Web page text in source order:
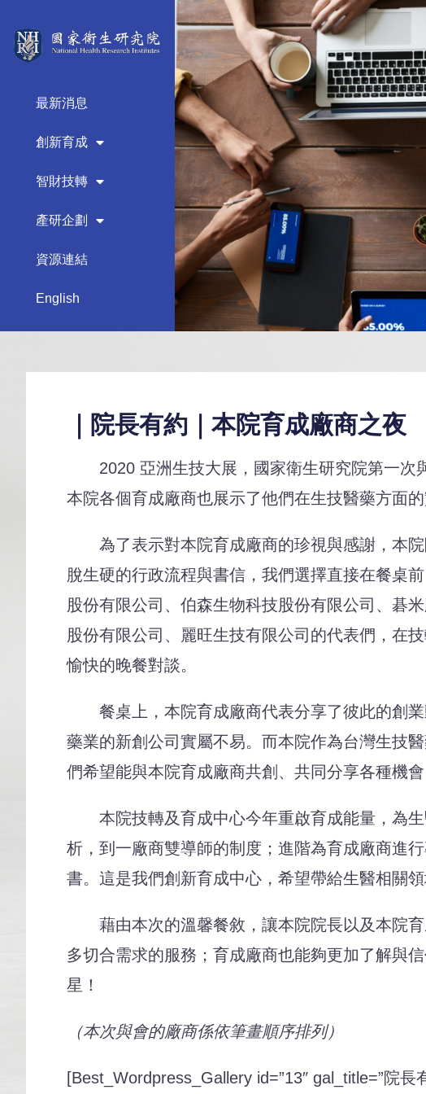
最新消息
創新育成
智財技轉
產研企劃
資源連結
English
｜院長有約｜本院育成廠商之夜
2020 亞洲生技大展，國家衛生研究院第一次
本院各個育成廠商也展示了他們在生技醫藥方面的
為了表示對本院育成廠商的珍視與感謝，本院
脫生硬的行政流程與書信，我們選擇直接在餐桌
股份有限公司、伯森生物科技股份有限公司、碁
股份有限公司、麗旺生技有限公司的代表們，在
愉快的晚餐對談。
餐桌上，本院育成廠商代表分享了彼此的創業
藥業的新創公司實屬不易。而本院作為台灣生技
們希望能與本院育成廠商共創、共同分享各種機
本院技轉及育成中心今年重啟育成能量，為生
析，到一廠商雙導師的制度；進階為育成廠商進
書。這是我們創新育成中心，希望帶給生醫相關
藉由本次的溫馨餐敘，讓本院院長以及本院育
多切合需求的服務；育成廠商也能夠更加了解與
星！
（本次與會的廠商係依筆畫順序排列）
[Best_Wordpress_Gallery id=”13″ gal_title=”院長